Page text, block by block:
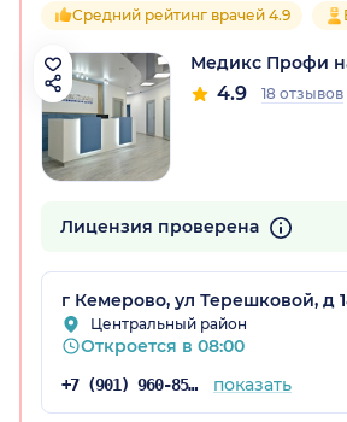
Средний рейтинг врачей 4.9
Медикс Профи
4.9 18 отзывов
Лицензия проверена
г Кемерово, ул Терешковой, д
Центральный район
Откроется в 08:00
+7 (901) 960-85-26 показать